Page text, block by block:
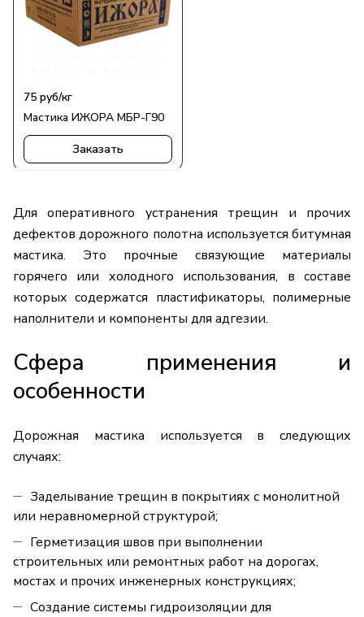
75 руб/кг
Мастика ИЖОРА МБР-Г90
Заказать
Для оперативного устранения трещин и прочих
дефектов дорожного полотна используется битумная
мастика. Это прочные связующие материалы
горячего или холодного использования, в составе
которых содержатся пластификаторы, полимерные
наполнители и компоненты для адгезии.
Сфера применения и
особенности
Дорожная мастика используется в следующих
случаях:
Заделывание трещин в покрытиях с монолитной
или неравномерной структурой;
Герметизация швов при выполнении
строительных или ремонтных работ на дорогах,
мостах и прочих инженерных конструкциях;
Создание системы гидроизоляции для